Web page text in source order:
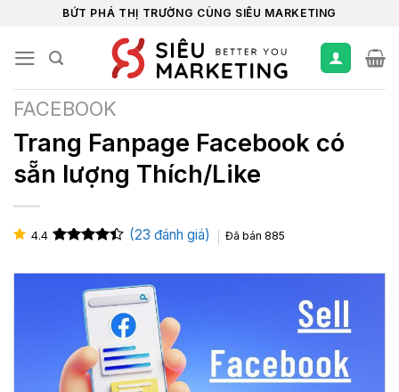
nội
BỨT PHÁ THỊ TRƯỜNG CÙNG SIÊU MARKETING
FACEBOOK
Trang Fanpage Facebook có
sẵn lượng Thích/Like
4.4
đánh giá
(23 đánh giá) Đã bán 885